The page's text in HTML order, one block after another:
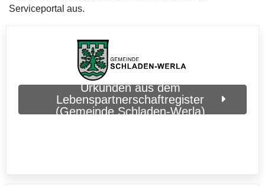
Serviceportal aus.
Urkunden aus dem
Lebenspartnerschaftregister
(Gemeinde Schladen-Werla)